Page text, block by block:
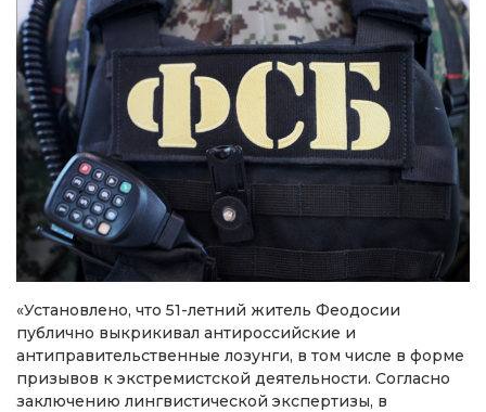
«Установлено, что 51-летний житель Феодосии
публично выкрикивал антироссийские и
антиправительственные лозунги, в том числе в форме
призывов к экстремистской деятельности. Согласно
заключению лингвистической экспертизы, в